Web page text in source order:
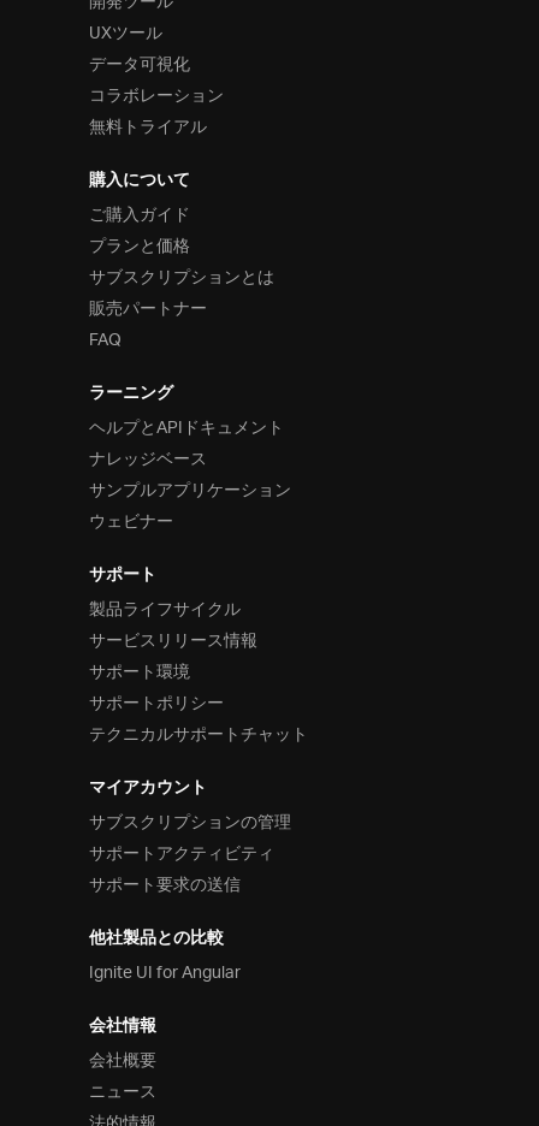
UXツール
データ可視化
コラボレーション
無料トライアル
購入について
ご購入ガイド
プランと価格
サブスクリプションとは
販売パートナー
FAQ
ラーニング
ヘルプとAPIドキュメント
ナレッジベース
サンプルアプリケーション
ウェビナー
サポート
製品ライフサイクル
サービスリリース情報
サポート環境
サポートポリシー
テクニカルサポートチャット
マイアカウント
サブスクリプションの管理
サポートアクティビティ
サポート要求の送信
他社製品との比較
Ignite UI for Angular
会社情報
会社概要
ニュース